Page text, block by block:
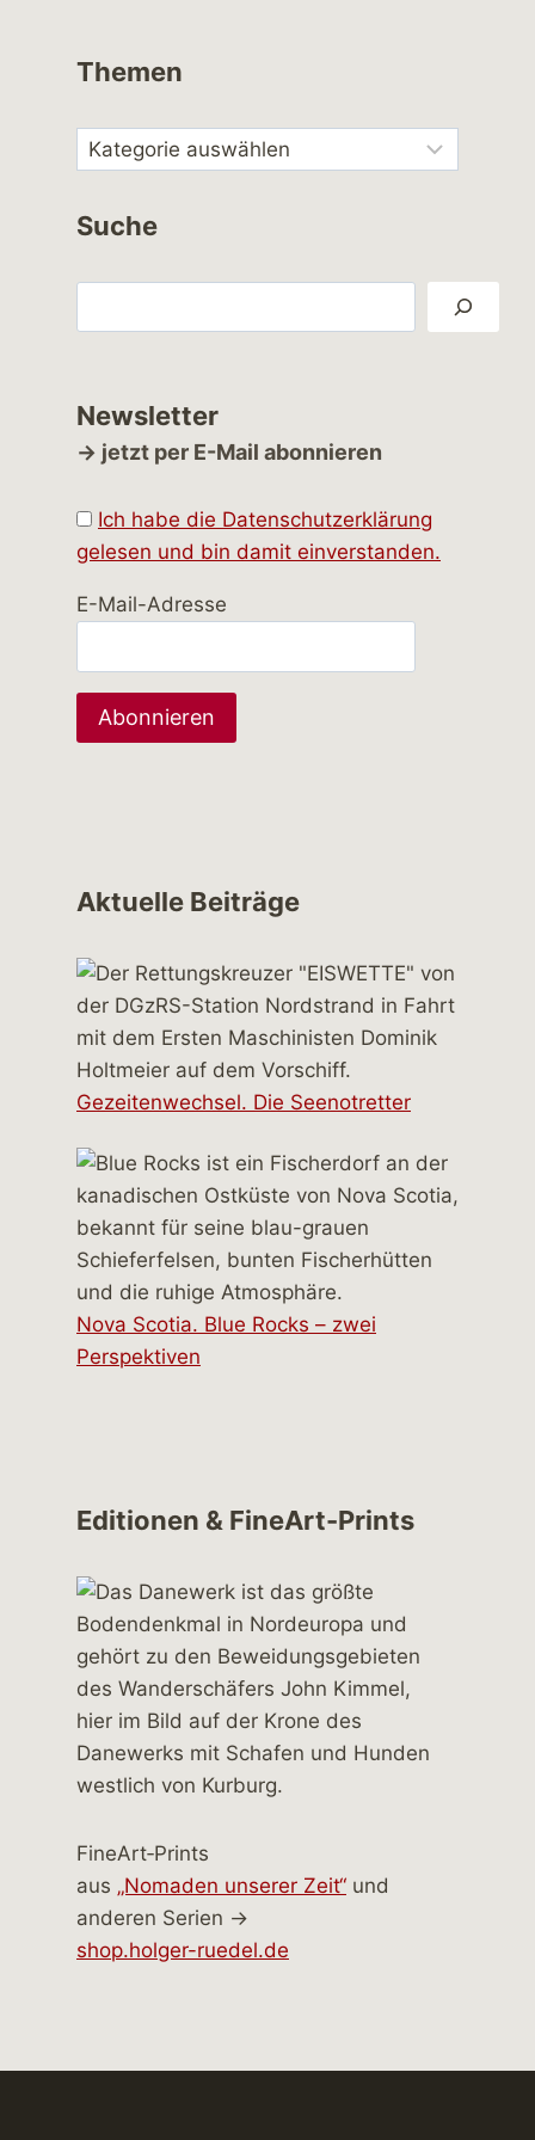
Themen
Suche
Newsletter
→ jetzt per E-Mail abonnieren
Ich habe die Datenschutzerklärung
gelesen und bin damit einverstanden.
E-Mail-Adresse
Aktuelle Beiträge
Gezeitenwechsel. Die Seenotretter
Nova Scotia. Blue Rocks – zwei
Perspektiven
Editionen & FineArt-Prints
FineArt‑Prints
aus „Nomaden unserer Zeit“ und
anderen Serien →
shop.holger-ruedel.de